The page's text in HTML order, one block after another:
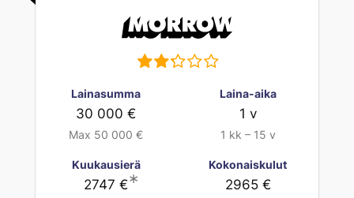
Lainasumma
30 000 €
Max 50 000 €
Laina-aika
1 v
1 kk – 15 v
Kuukausierä
2747 €∗
Kokonaiskulut
2965 €